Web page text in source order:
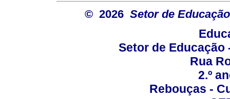
© 2026 Setor de
Setor de Educação
Rua
2.º
Rebouças -